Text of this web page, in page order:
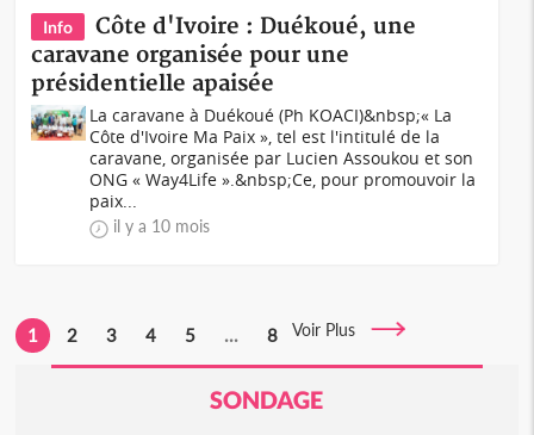
Info
Côte d'Ivoire : Duékoué, une
caravane organisée pour une
présidentielle apaisée
La caravane à Duékoué (Ph KOACI)&nbsp;« La
Côte d'Ivoire Ma Paix », tel est l'intitulé de la
caravane, organisée par Lucien Assoukou et son
ONG « Way4Life ».&nbsp;Ce, pour promouvoir la
paix...
il y a 10 mois
1 2 3 4 5 ... 8 Voir Plus
SONDAGE